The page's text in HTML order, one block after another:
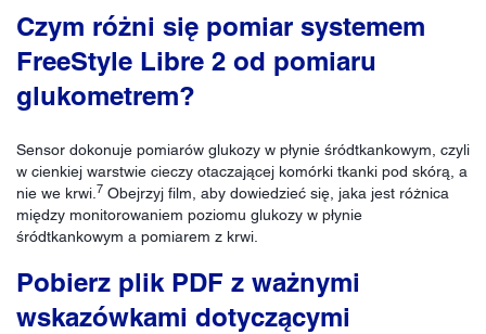
Czym różni się pomiar systemem
FreeStyle Libre 2 od pomiaru
glukometrem?
Sensor dokonuje pomiarów glukozy w płynie śródtkankowym, czyli
w cienkiej warstwie cieczy otaczającej komórki tkanki pod skórą, a
nie we krwi. 7 Obejrzyj film, aby dowiedzieć się, jaka jest różnica
między monitorowaniem poziomu glukozy w płynie
śródtkankowym a pomiarem z krwi.
Pobierz plik PDF z ważnymi
wskazówkami dotyczącymi